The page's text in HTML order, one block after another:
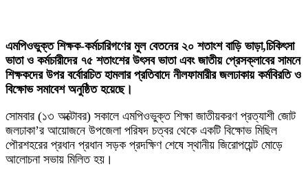
এমপিওভুক্ত শিক্ষক-কর্মচারিগণের মুল বেতনের ২০ শতাংশ বাড়ি ভাড়া,চিকিৎসা
ভাতা ও কর্মচারীদের ৭৫ শতাংশের উৎসব ভাতা এবং জাতীয় প্রেসক্লাবের সামনে
শিক্ষকদের উপর বর্বোরচিত হামলার প্রতিবাদে নীলফামারীর জলঢাকায় কর্মবিরতি ও
বিক্ষোভ সমাবেশ অনুষ্ঠিত হয়েছে।
সোমবার (১৩ অক্টোবর) সকালে এমপিওভুক্ত শিক্ষা জাতীয়করণ প্রত্যাশী জোট
জলঢাকা’র আয়োজনে উপজেলা পরিষদ চত্বর থেকে একটি বিক্ষোভ মিছিল
পৌরশহরের প্রধান প্রধান সড়ক প্রদক্ষিণ শেষে স্থানীয় জিরোপয়েন্ট মোড়ে
আলোচনা সভায় মিলিত হয়।